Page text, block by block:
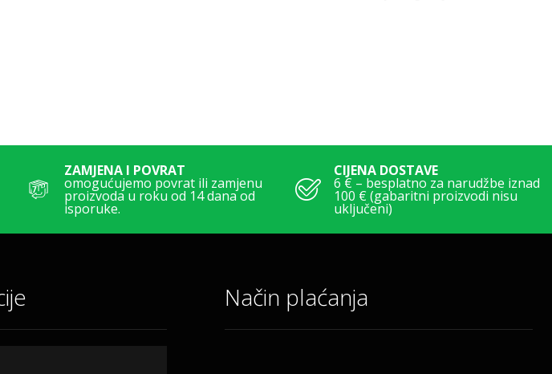
ZAMJENA I POVRAT
omogućujemo povrat ili zamjenu
proizvoda u roku od 14 dana od
isporuke.
CIJENA DOSTAVE
6 € – besplatno za narudžbe iznad
100 € (gabaritni proizvodi nisu
uključeni)
Način plaćanja